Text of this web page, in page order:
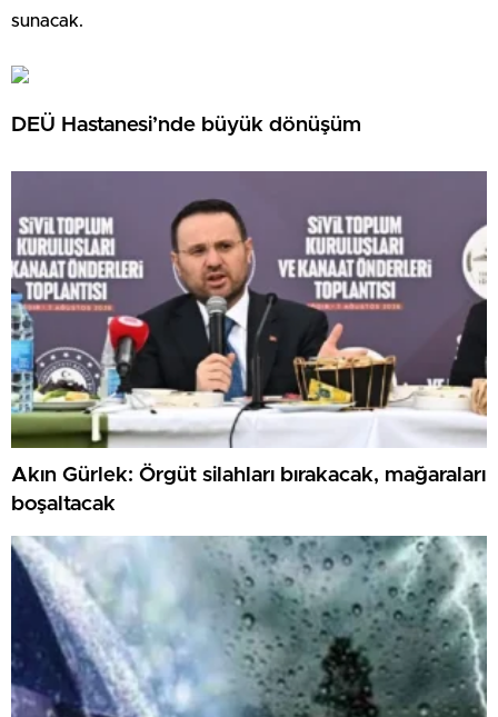
sunacak.
DEÜ Hastanesi’nde büyük dönüşüm
Akın Gürlek: Örgüt silahları bırakacak, mağaraları
boşaltacak